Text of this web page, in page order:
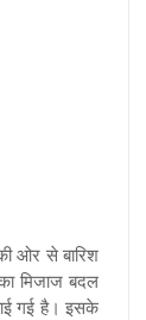
ओर से बारिश
मिजाज बदल
गई है। इसके